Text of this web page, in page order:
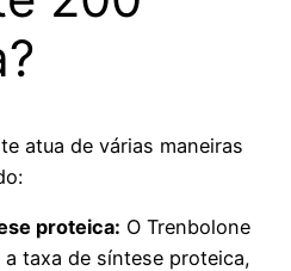
atua de várias maneiras
proteica: O Trenbolone
a taxa de síntese proteica,